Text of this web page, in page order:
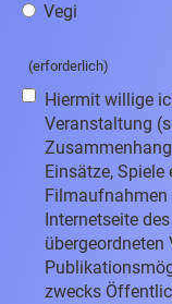
Vegi
(erforderlich)
Hiermit willige
Veranstaltung
Einsätze,
Internetseite
übergeordneten
zwecks